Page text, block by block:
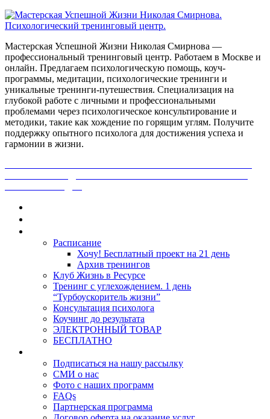
Мастерская Успешной Жизни Николая Смирнова —
профессиональный тренинговый центр. Работаем в Москве и
онлайн. Предлагаем психологическую помощь, коуч-
программы, медитации, психологические тренинги и
уникальные тренинги-путешествия. Специализация на
глубокой работе с личными и профессиональными
проблемами через психологическое консультирование и
методики, такие как хождение по горящим углям. Получите
поддержку опытного психолога для достижения успеха и
гармонии в жизни.
Расписание
Хочу! Бесплатный проект на 21 день
Архив тренингов
Клуб Жизнь в Ресурсе
Тренинг с углехождением. 1 день
“Турбоускоритель жизни”
Консультация психолога
Коучинг до результата
ЭЛЕКТРОННЫЙ ТОВАР
БЕСПЛАТНО
Подписаться на нашу рассылку
СМИ о нас
Фото с наших программ
FAQs
Партнерская программа